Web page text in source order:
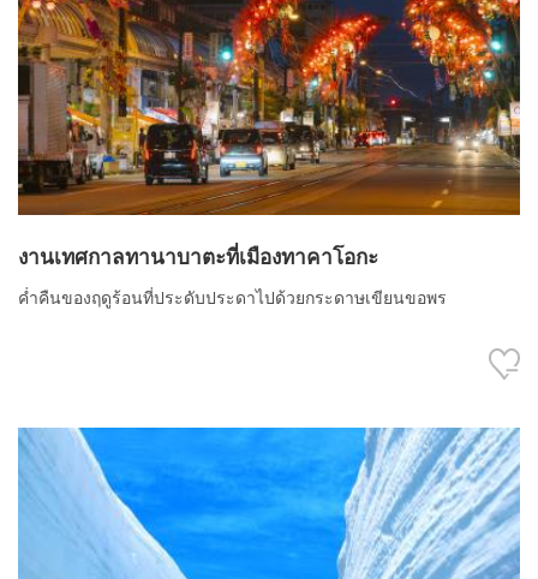
งานเทศกาลทานาบาตะที่เมืองทาคาโอกะ
ค่ำคืนของฤดูร้อนที่ประดับประดาไปด้วยกระดาษเขียนขอพร